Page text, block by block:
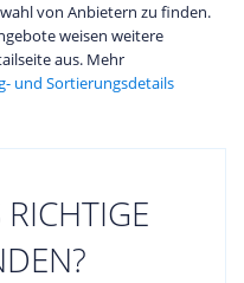
von Anbietern zu finden.
weisen weitere
aus. Mehr
und Sortierungsdetails